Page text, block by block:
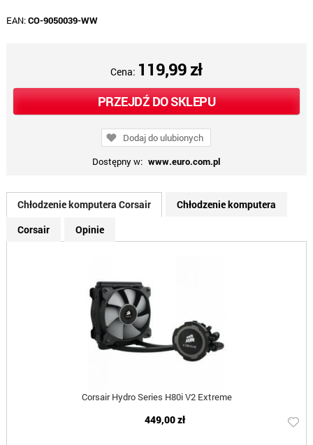
EAN:CO-9050039-WW
Cena: 119,99 zł
PRZEJDŹ DO SKLEPU
Dodaj do ulubionych
Dostępny w: www.euro.com.pl
Chłodzenie komputera Corsair
Chłodzenie komputera
Corsair
Opinie
Corsair Hydro Series H80i V2 Extreme
449,00 zł